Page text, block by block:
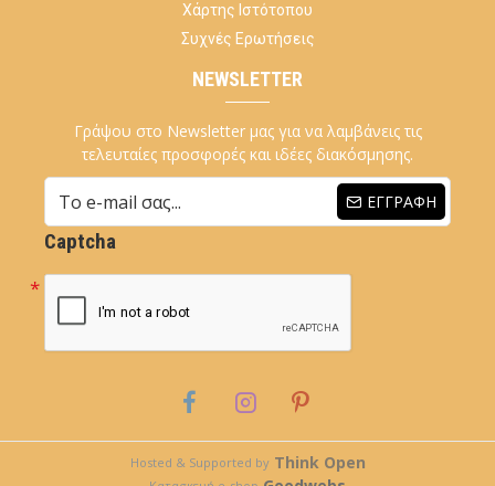
Χάρτης Ιστότοπου
Συχνές Ερωτήσεις
NEWSLETTER
Γράψου στο Newsletter μας για να λαμβάνεις τις
τελευταίες προσφορές και ιδέες διακόσμησης.
ΕΓΓΡΑΦΉ
Captcha
Hosted & Supported by Think Open